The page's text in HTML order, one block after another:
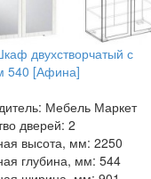
двухстворчатый с
540 [Афина]
Мебель Маркет
дверей: 2
высота, мм: 2250
глубина, мм: 544